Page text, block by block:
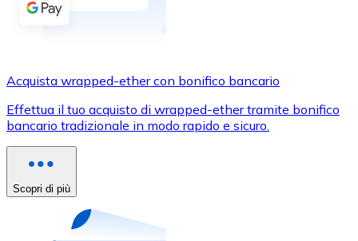
Aggiungi fondi al tuo conto Bitnovo o fai acquisti
Carta di credito / debito
Usa le carte Visa e Mastercard per acquistare
Acquista con carta
Negozio - Carte regalo
Nuovo
Acquista gift card dei tuoi marchi preferiti con
Acquista wrapped-ether con bonifico bancario
Effettua il tuo acquisto di wrapped-ether tramite bonifico
bancario tradizionale in modo rapido e sicuro.
Scopri di più